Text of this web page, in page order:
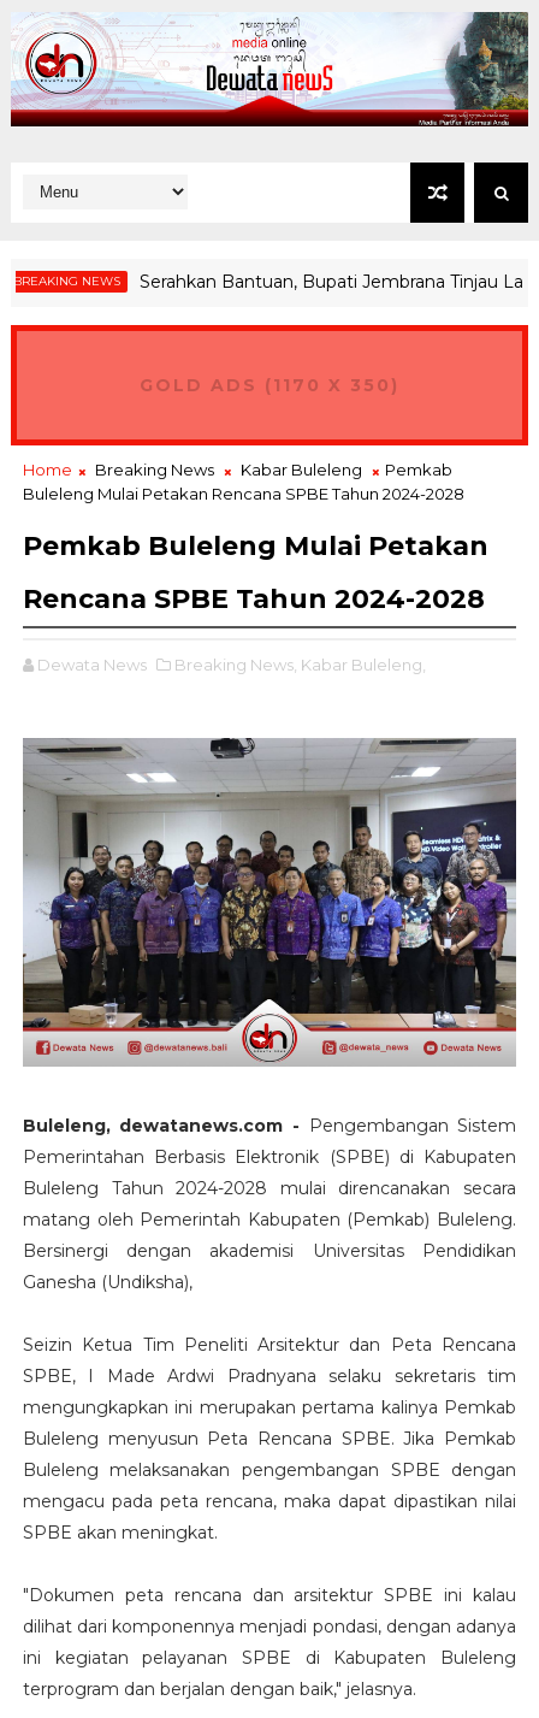
NEWS Serahkan Bantuan, Bupati Jembrana Tinjau
GOLD ADS (1170 X 350)
Home Breaking News Kabar Buleleng
Pemkab
Buleleng Mulai Petakan Rencana SPBE Tahun 2024-2028
Pemkab Buleleng Mulai Petakan
Rencana SPBE Tahun 2024-2028
Dewata News Breaking News, Kabar Buleleng,
Buleleng, dewatanews.com -
Pengembangan Sistem
Pemerintahan Berbasis Elektronik (SPBE) di Kabupaten
Buleleng Tahun 2024-2028 mulai direncanakan secara
matang oleh Pemerintah Kabupaten (Pemkab) Buleleng.
Bersinergi dengan akademisi Universitas Pendidikan
Ganesha (Undiksha),
Seizin Ketua Tim Peneliti Arsitektur dan Peta Rencana
SPBE, I Made Ardwi Pradnyana selaku sekretaris tim
mengungkapkan ini merupakan pertama kalinya Pemkab
Buleleng menyusun Peta Rencana SPBE. Jika Pemkab
Buleleng melaksanakan pengembangan SPBE dengan
mengacu pada peta rencana, maka dapat dipastikan nilai
SPBE akan meningkat.
"Dokumen peta rencana dan arsitektur SPBE ini kalau
dilihat dari komponennya menjadi pondasi, dengan adanya
ini kegiatan pelayanan SPBE di Kabupaten Buleleng
terprogram dan berjalan dengan baik," jelasnya.